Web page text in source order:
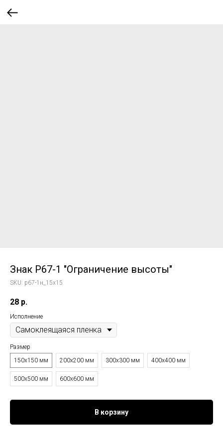
Знак P67-1 "Ограничение высоты"
SKU: p67-1н_15x15
28 р.
Исполнение
Размер
150x150 мм
200x200 мм 300x300 мм 400x400 мм
500x500 мм 600x600 мм
В корзину